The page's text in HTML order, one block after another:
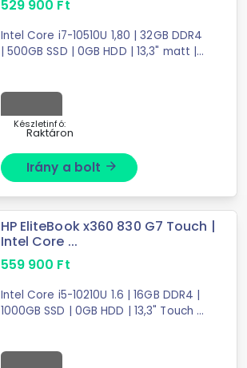
529 900 Ft
Intel Core i7-10510U 1,80 | 32GB DDR4
| 500GB SSD | 0GB HDD | 13,3" matt |
Készletinfó:
Raktáron
Irány a bolt arrow_forward
HP EliteBook x360 830 G7 Touch |
Intel Core ...
559 900 Ft
Intel Core i5-10210U 1.6 | 16GB DDR4 |
1000GB SSD | 0GB HDD | 13,3" Touch |